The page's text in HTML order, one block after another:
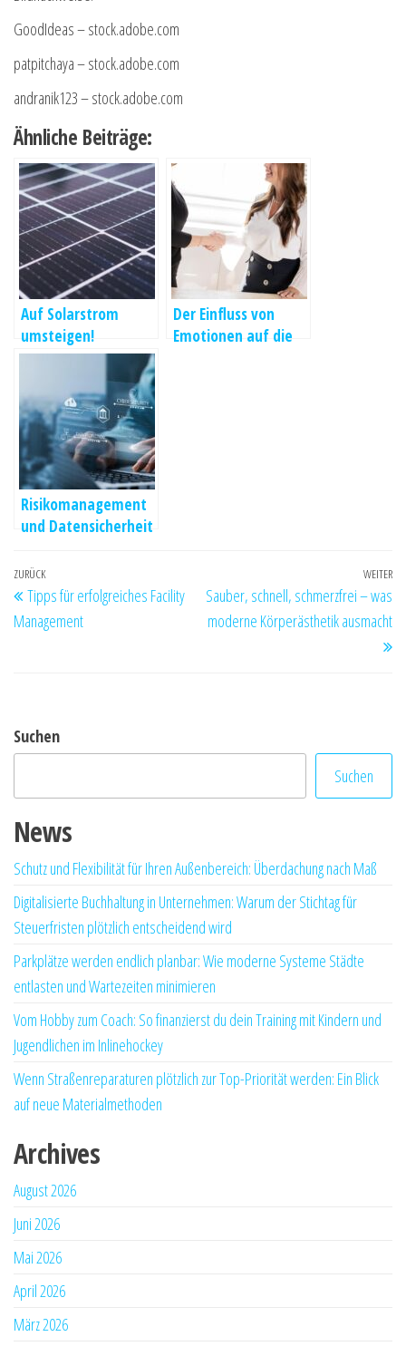
GoodIdeas– stock.adobe.com
patpitchaya– stock.adobe.com
andranik123– stock.adobe.com
Ähnliche Beiträge:
Auf Solarstrom
umsteigen!
Der Einfluss von
Emotionen auf die
Risikomanagement
und Datensicherheit
Beitragsnavigation
Vorheriger
Beitrag
ZURÜCK
Tipps für erfolgreiches Facility
Management
WEITER
Sauber, schnell, schmerzfrei – was
moderne Körperästhetik ausmacht
Suchen
Suchen
News
Schutz und Flexibilität für Ihren Außenbereich: Überdachung nach Maß
Digitalisierte Buchhaltung in Unternehmen: Warum der Stichtag für
Steuerfristen plötzlich entscheidend wird
Parkplätze werden endlich planbar: Wie moderne Systeme Städte
entlasten und Wartezeiten minimieren
Vom Hobby zum Coach: So finanzierst du dein Training mit Kindern und
Jugendlichen im Inlinehockey
Wenn Straßenreparaturen plötzlich zur Top-Priorität werden: Ein Blick
auf neue Materialmethoden
Archives
August 2026
Juni 2026
Mai 2026
April 2026
März 2026